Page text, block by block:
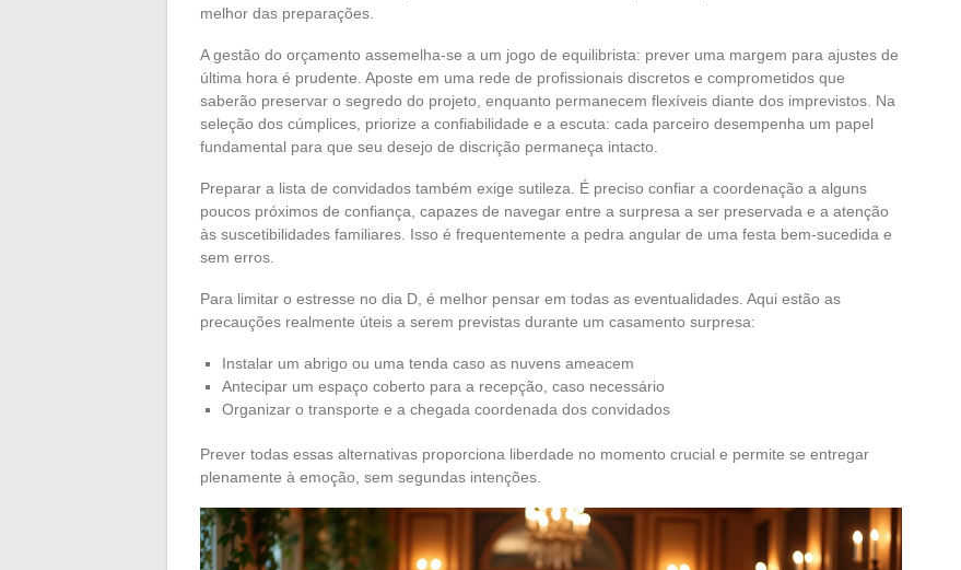
melhor das preparações.
A gestão do orçamento assemelha-se a um jogo de equilibrista: prever uma margem para ajustes de
última hora é prudente. Aposte em uma rede de profissionais discretos e comprometidos que
saberão preservar o segredo do projeto, enquanto permanecem flexíveis diante dos imprevistos. Na
seleção dos cúmplices, priorize a confiabilidade e a escuta: cada parceiro desempenha um papel
fundamental para que seu desejo de discrição permaneça intacto.
Preparar a lista de convidados também exige sutileza. É preciso confiar a coordenação a alguns
poucos próximos de confiança, capazes de navegar entre a surpresa a ser preservada e a atenção
às suscetibilidades familiares. Isso é frequentemente a pedra angular de uma festa bem-sucedida e
sem erros.
Para limitar o estresse no dia D, é melhor pensar em todas as eventualidades. Aqui estão as
precauções realmente úteis a serem previstas durante um casamento surpresa:
Instalar um abrigo ou uma tenda caso as nuvens ameacem
Antecipar um espaço coberto para a recepção, caso necessário
Organizar o transporte e a chegada coordenada dos convidados
Prever todas essas alternativas proporciona liberdade no momento crucial e permite se entregar
plenamente à emoção, sem segundas intenções.